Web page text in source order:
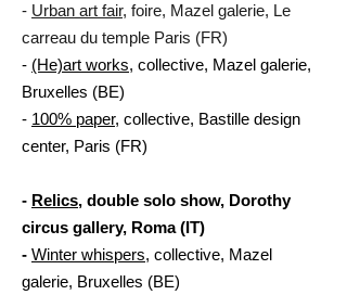
- Urban art fair, foire, Mazel galerie, Le
carreau du temple Paris (FR)
- (He)art works, collective, Mazel galerie,
Bruxelles (BE)
- 100% paper, collective, Bastille design
center, Paris (FR)
- Relics, double solo show, Dorothy
circus gallery, Roma (IT)
- Winter whispers, collective, Mazel
galerie, Bruxelles (BE)